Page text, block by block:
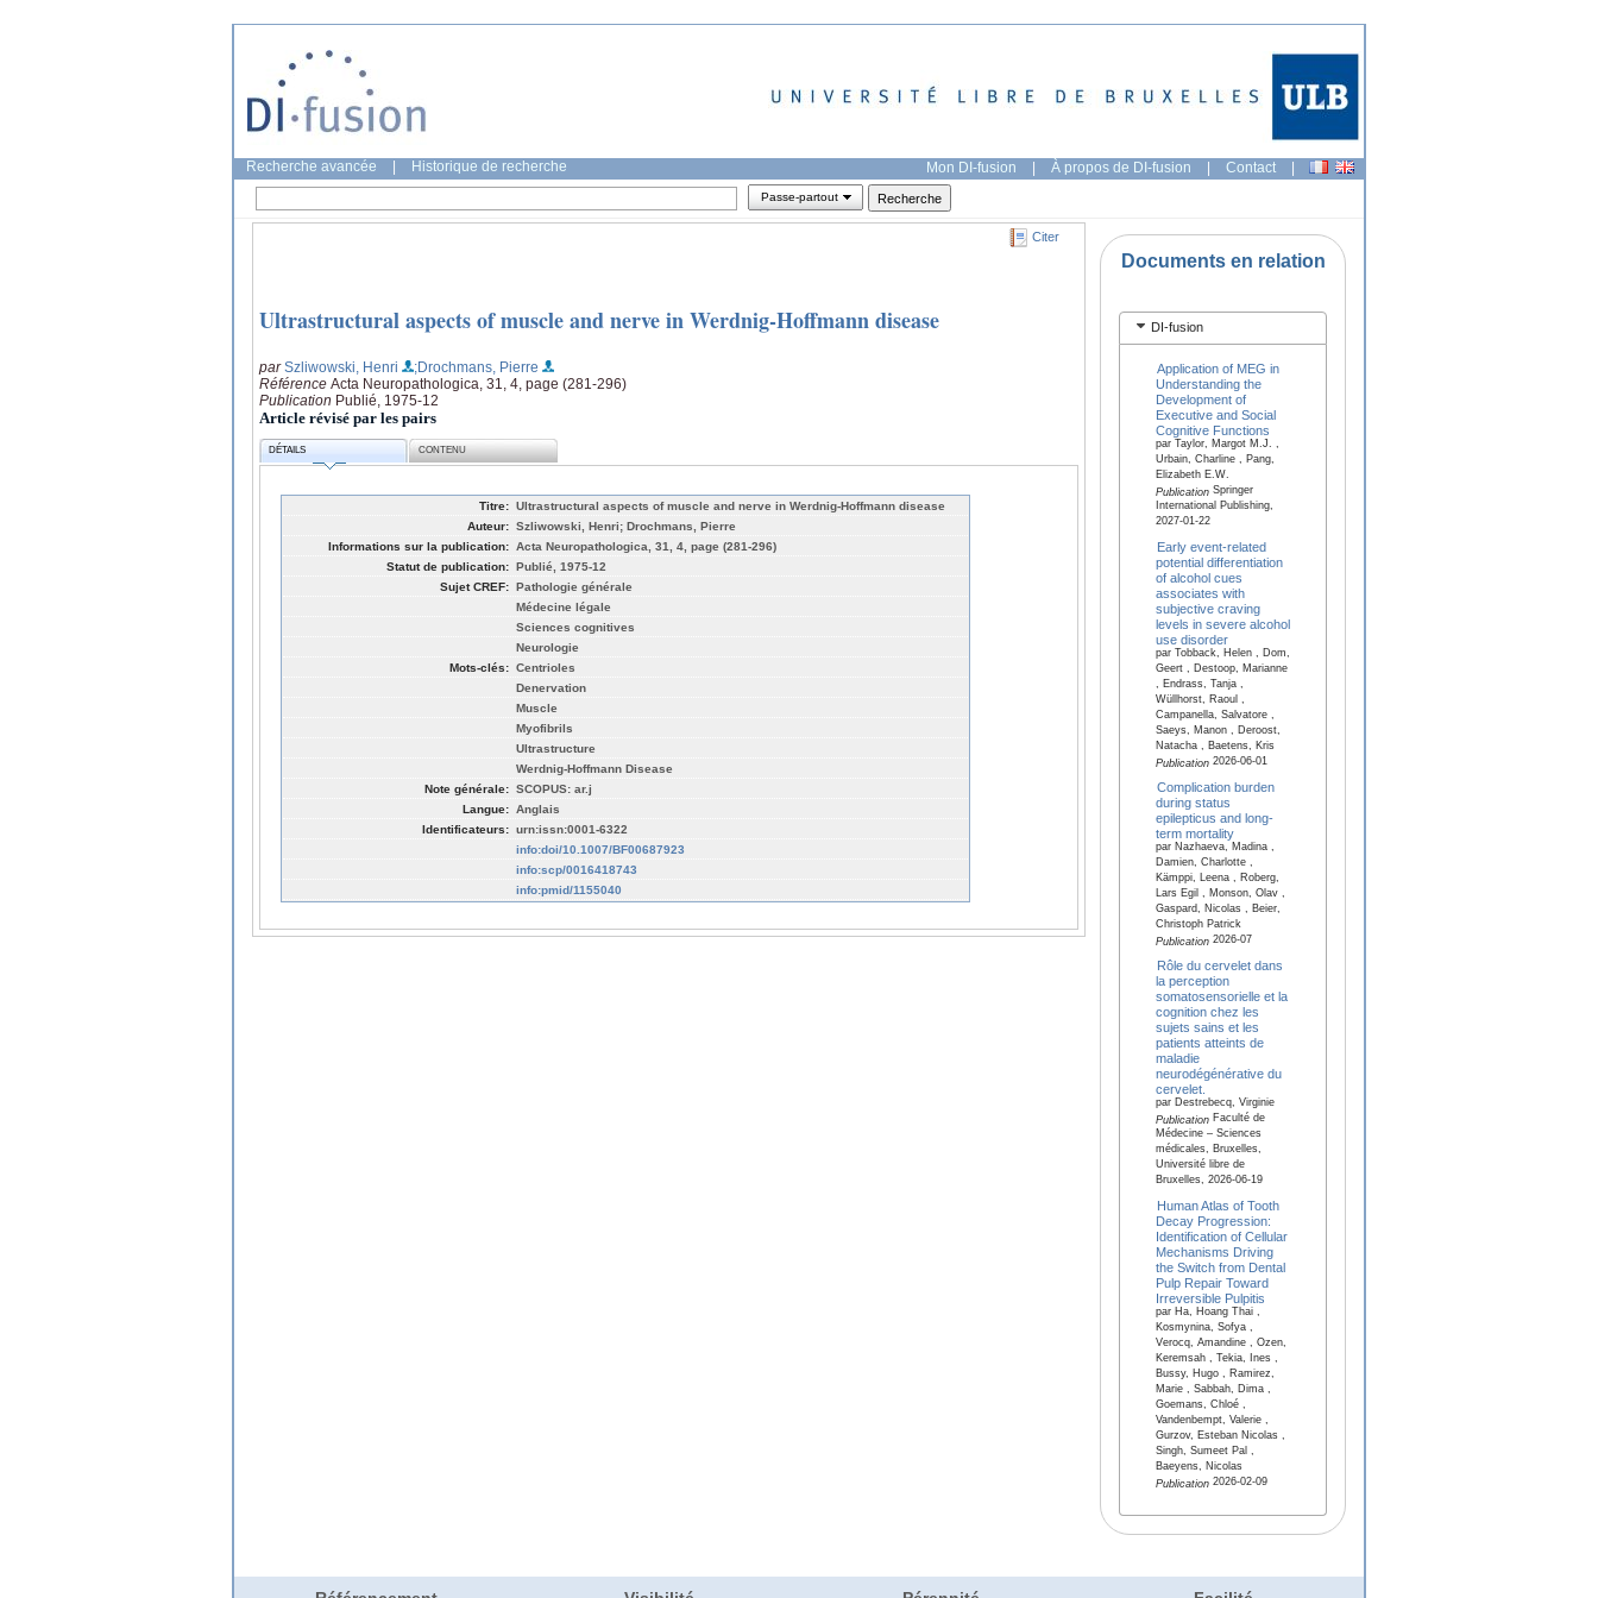
Recherche avancée Historique de recherche Mon DI-fusion | À propos de DI-fusion | Contact |
Passe-partout
Citer
Ultrastructural aspects of muscle and nerve in Werdnig-Hoffmann disease
parSzliwowski, Henri
;Drochmans, Pierre
Référence Acta Neuropathologica, 31, 4, page (281-296)
Publication Publié, 1975-12
Article révisé par les pairs
DÉTAILS CONTENU
Titre: Ultrastructural aspects of muscle and nerve in Werdnig-Hoffmann disease
Auteur: Szliwowski, Henri; Drochmans, Pierre
Informations sur la publication: Acta Neuropathologica, 31, 4, page (281-296)
Statut de publication: Publié, 1975-12
Sujet CREF: Pathologie générale
Médecine légale
Sciences cognitives
Neurologie
Mots-clés: Centrioles
Denervation
Muscle
Myofibrils
Ultrastructure
Werdnig-Hoffmann Disease
Note générale: SCOPUS: ar.j
Langue: Anglais
Identificateurs: urn:issn:0001-6322
info:doi/10.1007/BF00687923
info:scp/0016418743
info:pmid/1155040
Documents en relation
DI-fusion
Application of MEG in
Understanding the
Development of
Executive and Social
Cognitive Functions
par Taylor, Margot M.J. ,
Urbain, Charline , Pang,
Elizabeth E.W.
PublicationSpringer
International Publishing,
2027-01-22
Early event-related
potential differentiation
of alcohol cues
associates with
subjective craving
levels in severe alcohol
use disorder
par Tobback, Helen , Dom,
Geert , Destoop, Marianne
, Endrass, Tanja ,
Wüllhorst, Raoul ,
Campanella, Salvatore ,
Saeys, Manon , Deroost,
Natacha , Baetens, Kris
Publication2026-06-01
Complication burden
during status
epilepticus and long-
term mortality
par Nazhaeva, Madina ,
Damien, Charlotte ,
Kämppi, Leena , Roberg,
Lars Egil , Monson, Olav ,
Gaspard, Nicolas , Beier,
Christoph Patrick
Publication2026-07
Rôle du cervelet dans
la perception
somatosensorielle et la
cognition chez les
sujets sains et les
patients atteints de
maladie
neurodégénérative du
cervelet.
par Destrebecq, Virginie
PublicationFaculté de
Médecine – Sciences
médicales, Bruxelles,
Université libre de
Bruxelles, 2026-06-19
Human Atlas of Tooth
Decay Progression:
Identification of Cellular
Mechanisms Driving
the Switch from Dental
Pulp Repair Toward
Irreversible Pulpitis
par Ha, Hoang Thai ,
Kosmynina, Sofya ,
Verocq, Amandine , Ozen,
Keremsah , Tekia, Ines ,
Bussy, Hugo , Ramirez,
Marie , Sabbah, Dima ,
Goemans, Chloé ,
Vandenbempt, Valerie ,
Gurzov, Esteban Nicolas ,
Singh, Sumeet Pal ,
Baeyens, Nicolas
Publication2026-02-09